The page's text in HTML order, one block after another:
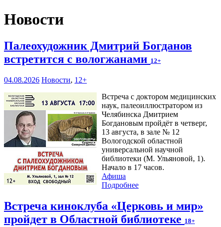
Новости
Палеохудожник Дмитрий Богданов
встретится с вологжанами 12+
04.08.2026 Новости, 12+
Встреча с доктором медицинских
наук, палеоиллюстратором из
Челябинска Дмитрием
Богдановым пройдёт в четверг,
13 августа, в зале № 12
Вологодской областной
универсальной научной
библиотеки (М. Ульяновой, 1).
Начало в 17 часов.
Афиша
Подробнее
Встреча киноклуба «Церковь и мир»
пройдет в Областной библиотеке 18+